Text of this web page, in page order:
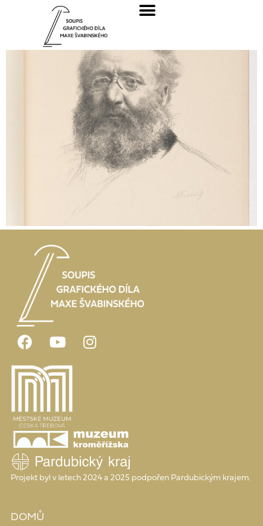
Projekt byl v letech 2024 a 2025 podpořen Pardubickým krajem.
DOMŮ